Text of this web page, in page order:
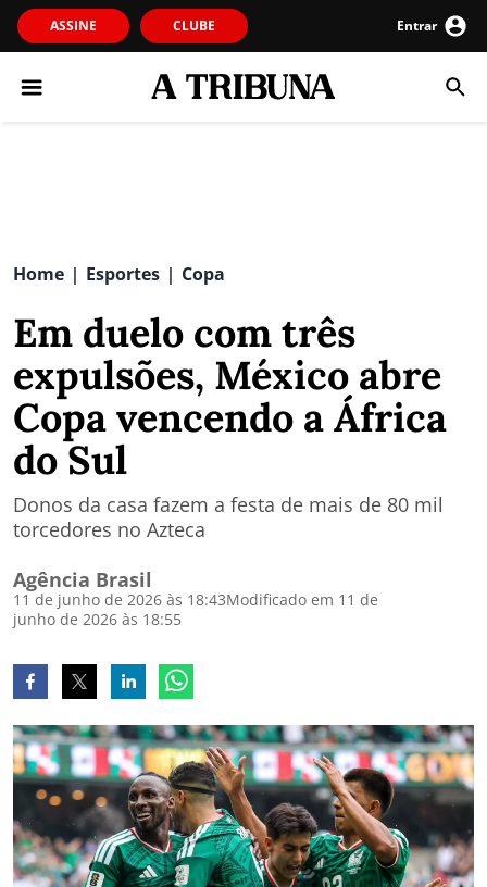
ASSINE CLUBE Entrar
Home | Esportes | Copa
Em duelo com três
expulsões, México abre
Copa vencendo a África
do Sul
Donos da casa fazem a festa de mais de 80 mil
torcedores no Azteca
Agência Brasil
11 de junho de 2026 às 18:43Modificado em 11 de
junho de 2026 às 18:55